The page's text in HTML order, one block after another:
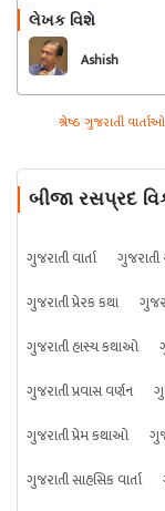
લેખક વિશે
Ashish
શ્રેષ્ઠ ગુજરાતી વાર્તાઓ
બીજા રસપ્રદ
ગુજરાતી વાર્તા ગુજરાતી
ગુજરાતી પ્રેરક કથા
ગુજરાતી હાસ્ય કથાઓ
ગુજરાતી પ્રવાસ વર્ણન
ગુજરાતી પ્રેમ કથાઓ
ગુજરાતી સાહસિક વાર્તા